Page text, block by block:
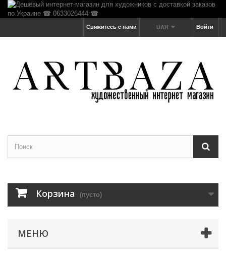
Войти
UAH
Свяжитесь с нами
Корзина (пусто)
МЕНЮ